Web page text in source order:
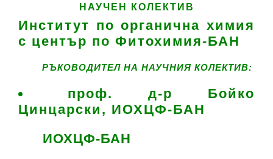
НАУЧЕН КОЛЕКТИВ
Институт по органична химия
с център по Фитохимия-БАН
РЪКОВОДИТЕЛ НА НАУЧНИЯ КОЛЕКТИВ:
проф. д-р Бойко
Цинцарски, ИОХЦФ-БАН
ИОХЦФ-БАН